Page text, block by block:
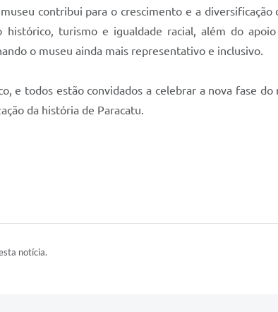
contribui para o crescimento e a
histórico, turismo e igualdade racial, além do
o museu ainda mais representativo e inclusivo.
e todos estão convidados a celebrar a nova fase
da história de Paracatu.
notícia.